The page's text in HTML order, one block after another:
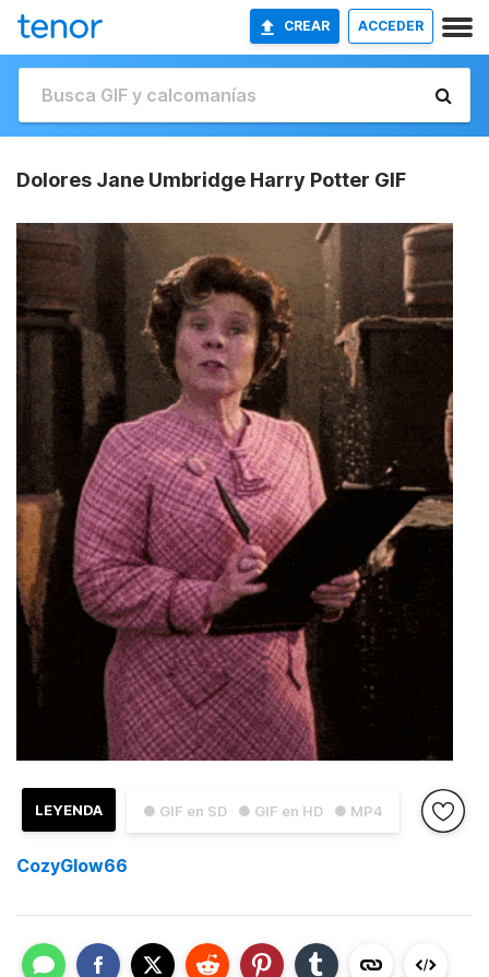
CREAR ACCEDER
Dolores Jane Umbridge Harry Potter GIF
● GIF en SD ● GIF en HD ● MP4
LEYENDA
CozyGlow66